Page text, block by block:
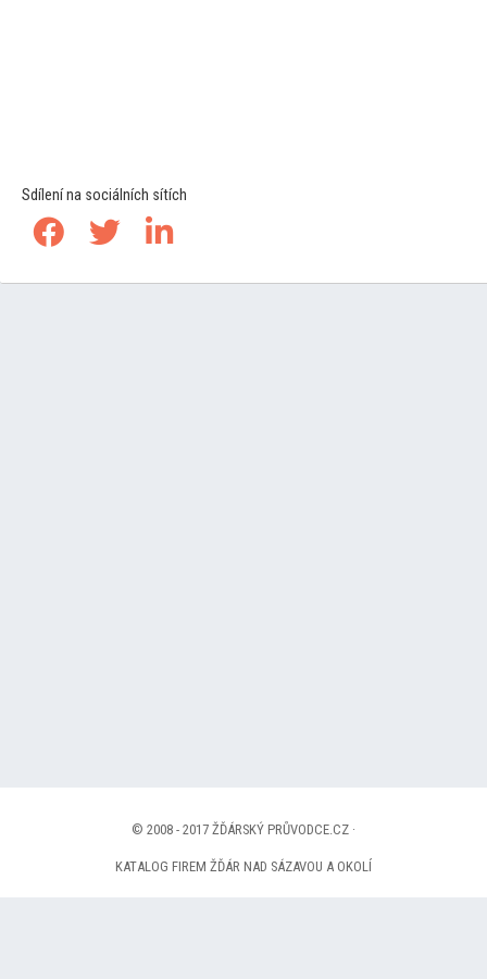
Sdílení na sociálních sítích
© 2008 - 2017 ŽĎÁRSKÝ PRŮVODCE.CZ ·
KATALOG FIREM ŽĎÁR NAD SÁZAVOU A OKOLÍ